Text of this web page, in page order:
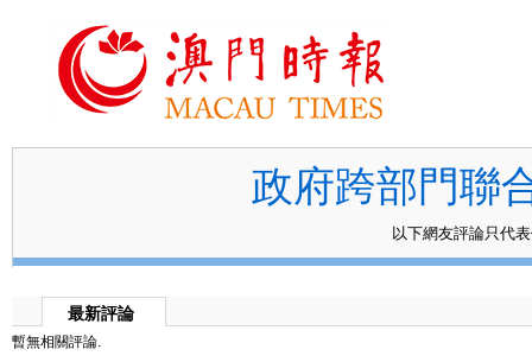
政府跨部門聯
以下網友評論只代
最新評論
暫無相關評論.